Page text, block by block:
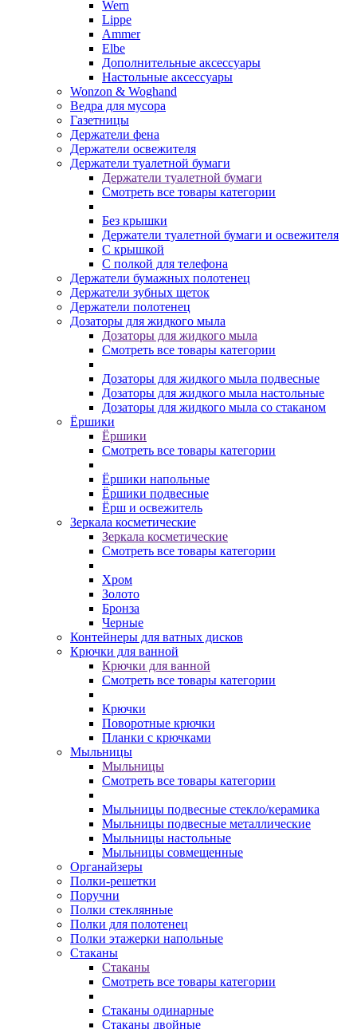
Wern
Lippe
Ammer
Elbe
Дополнительные аксессуары
Настольные аксессуары
Wonzon & Woghand
Ведра для мусора
Газетницы
Держатели фена
Держатели освежителя
Держатели туалетной бумаги
Держатели туалетной бумаги
Смотреть все товары категории
Без крышки
Держатели туалетной бумаги и освежителя
С крышкой
С полкой для телефона
Держатели бумажных полотенец
Держатели зубных щеток
Держатели полотенец
Дозаторы для жидкого мыла
Дозаторы для жидкого мыла
Смотреть все товары категории
Дозаторы для жидкого мыла подвесные
Дозаторы для жидкого мыла настольные
Дозаторы для жидкого мыла со стаканом
Ёршики
Ёршики
Смотреть все товары категории
Ёршики напольные
Ёршики подвесные
Ёрш и освежитель
Зеркала косметические
Зеркала косметические
Смотреть все товары категории
Хром
Золото
Бронза
Черные
Контейнеры для ватных дисков
Крючки для ванной
Крючки для ванной
Смотреть все товары категории
Крючки
Поворотные крючки
Планки с крючками
Мыльницы
Мыльницы
Смотреть все товары категории
Мыльницы подвесные стекло/керамика
Мыльницы подвесные металлические
Мыльницы настольные
Мыльницы совмещенные
Органайзеры
Полки-решетки
Поручни
Полки стеклянные
Полки для полотенец
Полки этажерки напольные
Стаканы
Стаканы
Смотреть все товары категории
Стаканы одинарные
Стаканы двойные